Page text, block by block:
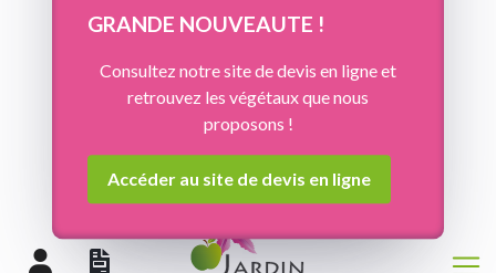
GRANDE NOUVEAUTE !
Consultez notre site de devis en ligne et
retrouvez les végétaux que nous
proposons !
Accéder au site de devis en ligne
Panneau de gestion des cookies